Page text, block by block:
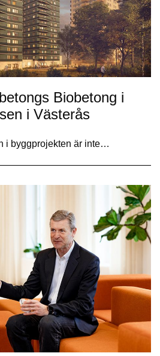
Biobetong i
i Västerås
i byggprojekten är inte…